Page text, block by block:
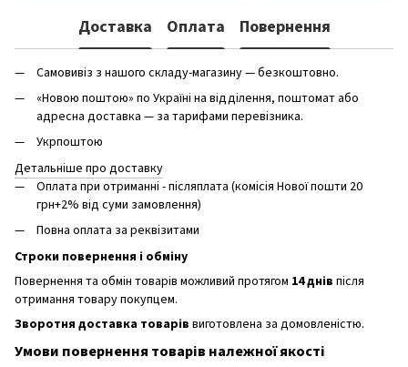
Доставка Оплата Повернення
Самовивіз з нашого складу-магазину — безкоштовно.
«Новою поштою» по Україні на відділення, поштомат або
адресна доставка — за тарифами перевізника.
Укрпоштою
Детальніше про доставку
Оплата при отриманні - післяплата (комісія Нової пошти 20
грн+2% від суми замовлення)
Повна оплата за реквізитами
Строки повернення і обміну
Повернення та обмін товарів можливий протягом 14 днів після
отримання товару покупцем.
Зворотня доставка товарів виготовлена ​​за домовленістю.
Умови повернення товарів належної якості